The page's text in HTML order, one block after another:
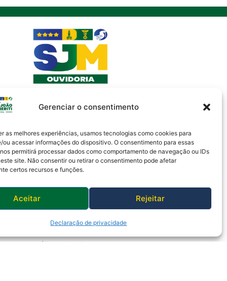
Gerenciar o consentimento
as melhores experiências, usamos tecnologias como cookies para
ou acessar informações do dispositivo. O consentimento para essas
permitirá processar dados como comportamento de navegação ou IDs
site. Não consentir ou retirar o consentimento pode afetar
certos recursos e funções.
Aceitar Rejeitar
Declaração de privacidade